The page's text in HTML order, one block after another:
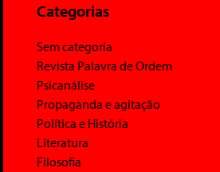
Categorias
Sem categoria
Revista Palavra de Ordem
Psicanálise
Propaganda e agitação
Política e História
Literatura
Filosofia